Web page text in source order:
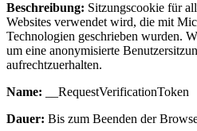
Beschreibung: Sitzungscookie für
Websites verwendet wird, die mit
Technologien geschrieben wurden.
um eine anonymisierte
aufrechtzuerhalten.
Name: __RequestVerificationToken
Dauer: Bis zum Beenden der